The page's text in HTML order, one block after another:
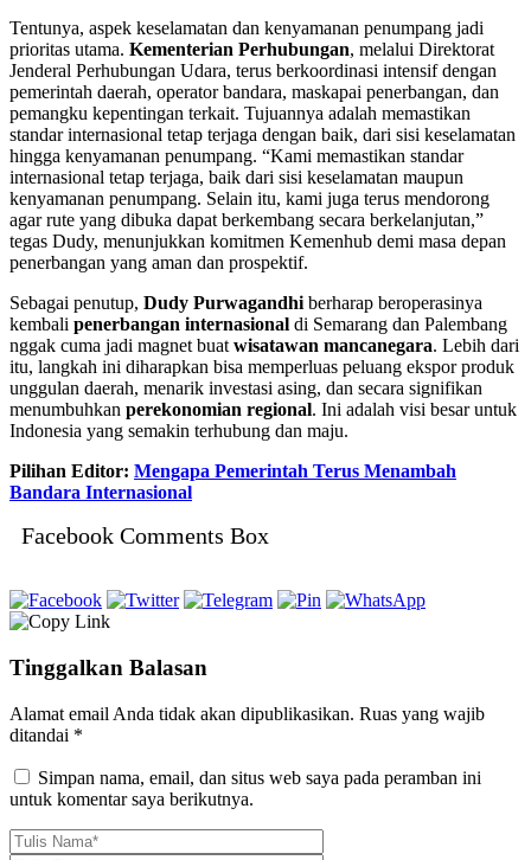
Tentunya, aspek keselamatan dan kenyamanan penumpang jadi
prioritas utama. Kementerian Perhubungan, melalui Direktorat
Jenderal Perhubungan Udara, terus berkoordinasi intensif dengan
pemerintah daerah, operator bandara, maskapai penerbangan, dan
pemangku kepentingan terkait. Tujuannya adalah memastikan
standar internasional tetap terjaga dengan baik, dari sisi keselamatan
hingga kenyamanan penumpang. “Kami memastikan standar
internasional tetap terjaga, baik dari sisi keselamatan maupun
kenyamanan penumpang. Selain itu, kami juga terus mendorong
agar rute yang dibuka dapat berkembang secara berkelanjutan,”
tegas Dudy, menunjukkan komitmen Kemenhub demi masa depan
penerbangan yang aman dan prospektif.
Sebagai penutup, Dudy Purwagandhi berharap beroperasinya
kembali penerbangan internasional di Semarang dan Palembang
nggak cuma jadi magnet buat wisatawan mancanegara. Lebih dari
itu, langkah ini diharapkan bisa memperluas peluang ekspor produk
unggulan daerah, menarik investasi asing, dan secara signifikan
menumbuhkan perekonomian regional. Ini adalah visi besar untuk
Indonesia yang semakin terhubung dan maju.
Pilihan Editor: Mengapa Pemerintah Terus Menambah
Bandara Internasional
Facebook Comments Box
Tinggalkan Balasan
Alamat email Anda tidak akan dipublikasikan. Ruas yang wajib
ditandai *
Simpan nama, email, dan situs web saya pada peramban ini
untuk komentar saya berikutnya.